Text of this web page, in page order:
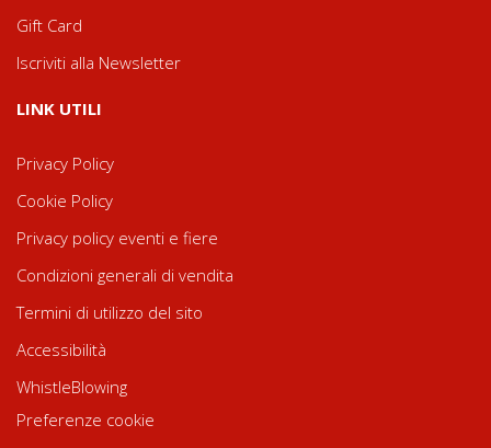
Gift Card
Iscriviti alla Newsletter
LINK UTILI
Privacy Policy
Cookie Policy
Privacy policy eventi e fiere
Condizioni generali di vendita
Termini di utilizzo del sito
Accessibilità
WhistleBlowing
Preferenze cookie